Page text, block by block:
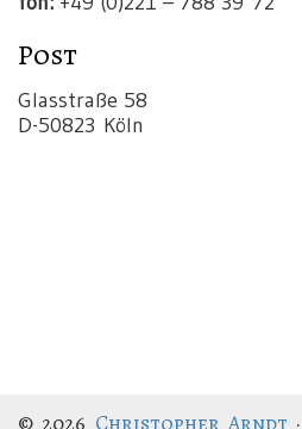
Post
Glasstraße 58
D-50823 Köln